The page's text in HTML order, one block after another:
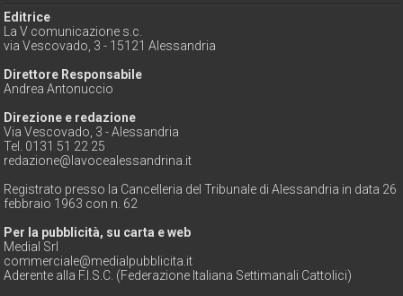
Editrice
La V comunicazione s.c.
via Vescovado, 3 - 15121 Alessandria
Direttore Responsabile
Andrea Antonuccio
Direzione e redazione
Via Vescovado, 3 - Alessandria
Tel. 0131 51 22 25
redazione@lavocealessandrina.it
Registrato presso la Cancelleria del Tribunale di Alessandria in data 26
febbraio 1963 con n. 62
Per la pubblicità, su carta e web
Medial Srl
commerciale@medialpubblicita.it
Aderente alla F.I.S.C. (Federazione Italiana Settimanali Cattolici)